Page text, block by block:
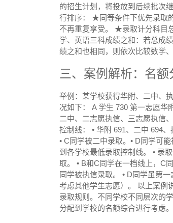
的招生计划，将投放到后续批次
行排序： ★同等条件下优先录取
不再重复享受。 ★录取计分科目
学、英语三科成绩之和：若总成
绩之和也相同，则依次比较数学
三、案例解析：名额
举例：某学校获得华附、二中、
况如下：
A 学生 730 第一志愿华
二中、二志愿执信、三志愿执信
控制线：
• 华附 691、二中 694
• C同学被二中录取。 • D同学可
到各学校最低录取控制线。
• 录
取。
• B和C同学在一档线上，C
同学被执信录取。
• D同学虽第
考虑其他学生志愿）。
以上案例
录取规则。不同学校不同层次的
分配到学校的名额综合进行考虑